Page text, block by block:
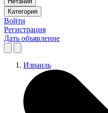
Категория
Войти
Регистрация
Дать объявление
Израиль